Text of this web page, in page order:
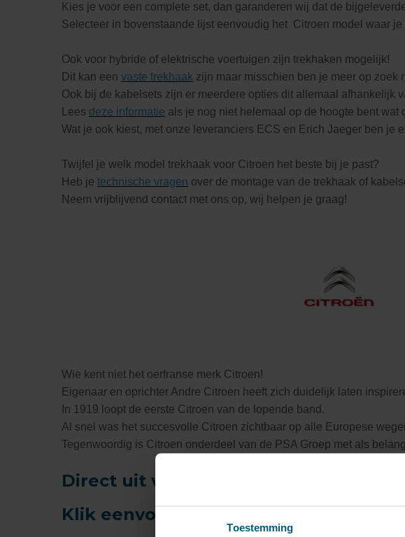
Toestemming
Kies je voor een complete set, dan garanderen wij dat de
Selecteer in bovenstaande lijst eenvoudig het Citroen model waar je
Ook voor hybride of elektrische voertuigen zijn trekhaken mogelijk!
Dit kan een vaste trekhaak zijn maar misschien ben je meer op zoek
Ook bij de kabelsets zijn er meerdere opties dit allemaal afhankelijk
Lees deze informatie als je nog niet helemaal op de hoogte bent
Wat je ook kiest, met onze leveranciers ECS en Erich Jaeger ben
Twijfel je welk model trekhaak voor Citroen het beste bij je past?
Heb je technische vragen over de montage van de trekhaak of
Neem vrijblijvend contact met ons op, wij helpen je graag!
Wie kent niet het oerfranse merk Citroen!
Eigenaar en oprichter Andre Citroen heeft zich duidelijk laten
In 1919 loopt de eerste Citroen van de lopende band.
Al snel was het succesvolle Citroen zichtbaar op alle Europese
Tegenwoordig is Citroen onderdeel van de PSA Groep met als
Direct uit voorraad.
Klik eenvoudig op het Citroen model